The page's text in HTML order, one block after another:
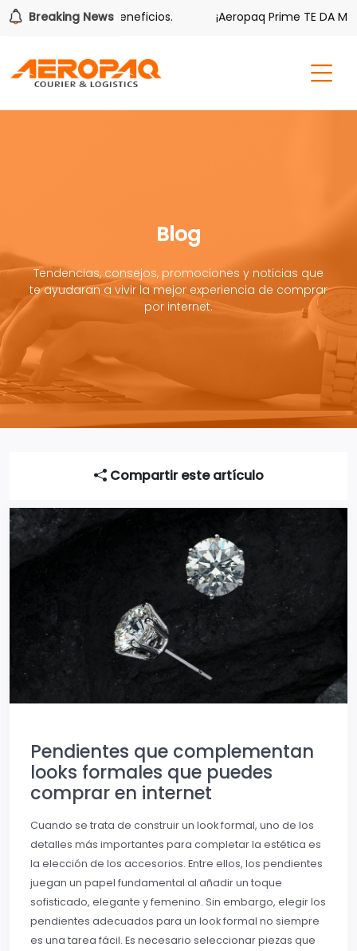
Breaking News
tiene sus beneficios. ¡Aeropaq Prime TE DA MÁS!
Blog
Tendencias, consejos, promociones y noticias que
te ayudaran a vivir la mejor experiencia de comprar
por internet.
Compartir este artículo
Pendientes que complementan
looks formales que puedes
comprar en internet
Cuando se trata de construir un look formal, uno de los
detalles más importantes para completar la estética es
la elección de los accesorios. Entre ellos, los pendientes
juegan un papel fundamental al añadir un toque
sofisticado, elegante y femenino. Sin embargo, elegir los
pendientes adecuados para un look formal no siempre
es una tarea fácil. Es necesario seleccionar piezas que